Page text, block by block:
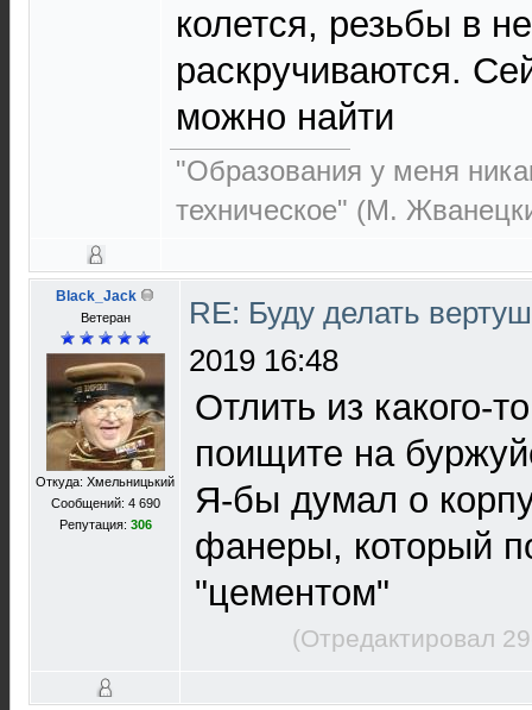
колется, резьбы в
раскручиваются.
можно найти
"Образования у меня
техническое" (М.
Black_Jack
Ветеран
Откуда: Хмельницький
Сообщений: 4 690
Репутация: 306
RE: Буду делать
2019 16:48
Отлить из какого-
поищите на
Я-бы думал о
фанеры, который
"цементом"
(Отредактировал